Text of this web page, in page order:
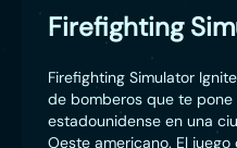
Firefighting
Firefighting Simulator
de bomberos que te
estadounidense en una
Oeste americano. El